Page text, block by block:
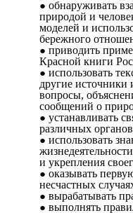
обнаруживать
природой и
моделей и
бережного
приводить
Красной книги
использовать
другие источники
вопросы,
сообщений о
устанавливать
различных
использовать
и укрепления
оказывать
несчастных
вырабатывать
выполнять